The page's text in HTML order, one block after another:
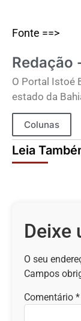
Fonte ==>
Redação
O Portal Istoé
estado da
Colunas
Leia
Deixe
O seu
Campos
Comentário *